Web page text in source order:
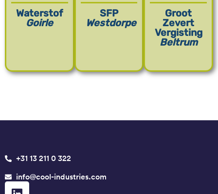
Waterstof
Goirle
SFP
Westdorpe
Groot
Zevert
Vergisting
Beltrum
+31 13 211 0 322
info@cool-industries.com